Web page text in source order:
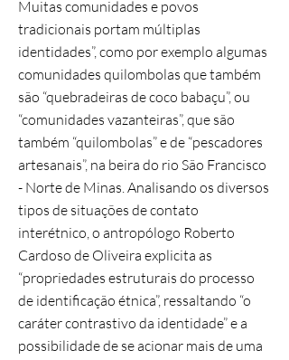
Muitas comunidades e povos
tradicionais portam múltiplas
identidades”, como por exemplo algumas
comunidades quilombolas que também
são “quebradeiras de coco babaçu”, ou
“comunidades vazanteiras”, que são
também “quilombolas” e de “pescadores
artesanais”, na beira do rio São Francisco
- Norte de Minas. Analisando os diversos
tipos de situações de contato
interétnico, o antropólogo Roberto
Cardoso de Oliveira explicita as
“propriedades estruturais do processo
de identificação étnica”, ressaltando “o
caráter contrastivo da identidade” e a
possibilidade de se acionar mais de uma